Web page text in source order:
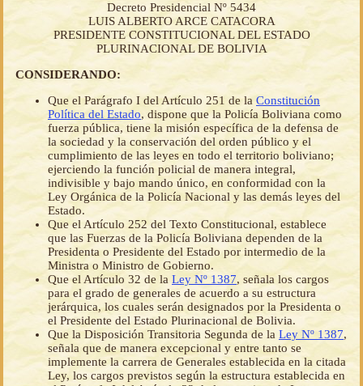
Decreto Presidencial Nº 5434
LUIS ALBERTO ARCE CATACORA
PRESIDENTE CONSTITUCIONAL DEL ESTADO
PLURINACIONAL DE BOLIVIA
CONSIDERANDO:
Que el Parágrafo I del Artículo 251 de la Constitución
Política del Estado, dispone que la Policía Boliviana como
fuerza pública, tiene la misión específica de la defensa de
la sociedad y la conservación del orden público y el
cumplimiento de las leyes en todo el territorio boliviano;
ejerciendo la función policial de manera integral,
indivisible y bajo mando único, en conformidad con la
Ley Orgánica de la Policía Nacional y las demás leyes del
Estado.
Que el Artículo 252 del Texto Constitucional, establece
que las Fuerzas de la Policía Boliviana dependen de la
Presidenta o Presidente del Estado por intermedio de la
Ministra o Ministro de Gobierno.
Que el Artículo 32 de la Ley Nº 1387, señala los cargos
para el grado de generales de acuerdo a su estructura
jerárquica, los cuales serán designados por la Presidenta o
el Presidente del Estado Plurinacional de Bolivia.
Que la Disposición Transitoria Segunda de la Ley Nº 1387,
señala que de manera excepcional y entre tanto se
implemente la carrera de Generales establecida en la citada
Ley, los cargos previstos según la estructura establecida en